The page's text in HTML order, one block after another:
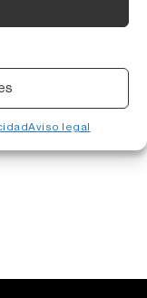
Aviso legal
Armesto